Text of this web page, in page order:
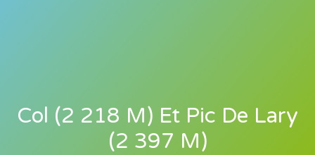
Col (2 218 M) Et Pic De Lary
(2 397 M)